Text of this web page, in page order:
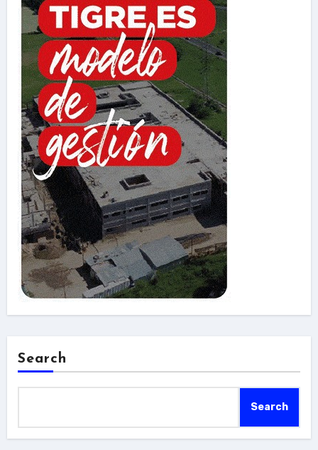
Search
Search